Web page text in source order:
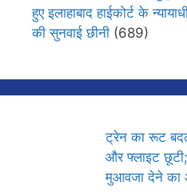
हुए इलाहाबाद हाईकोर्ट के
की सुनवाई छीनी (689)
ट्रेन का रूट
और फ्लाइट
मुआवजा देने